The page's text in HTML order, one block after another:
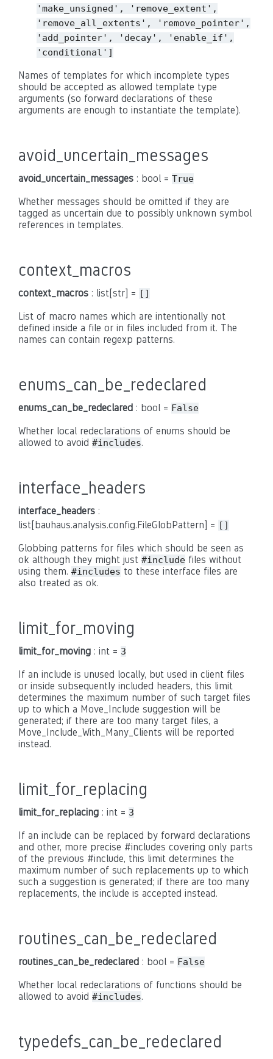
'make_unsigned',
'remove_extent',
'remove_all_extents',
'remove_pointer',
'add_pointer',
'decay',
'enable_if',
'conditional']
Names of templates for which incomplete types
should be accepted as allowed template type
arguments (so forward declarations of these
arguments are enough to instantiate the template).
avoid_uncertain_messages
avoid_uncertain_messages : bool = True
Whether messages should be omitted if they are
tagged as uncertain due to possibly unknown symbol
references in templates.
context_macros
context_macros : list[str] = []
List of macro names which are intentionally not
defined inside a file or in files included from it. The
names can contain regexp patterns.
enums_can_be_redeclared
enums_can_be_redeclared : bool = False
Whether local redeclarations of enums should be
allowed to avoid #includes.
interface_headers
interface_headers :
list[bauhaus.analysis.config.FileGlobPattern] = []
Globbing patterns for files which should be seen as
ok although they might just #include files without
using them. #includes to these interface files are
also treated as ok.
limit_for_moving
limit_for_moving : int = 3
If an include is unused locally, but used in client files
or inside subsequently included headers, this limit
determines the maximum number of such target files
up to which a Move_Include suggestion will be
generated; if there are too many target files, a
Move_Include_With_Many_Clients will be reported
instead.
limit_for_replacing
limit_for_replacing : int = 3
If an include can be replaced by forward declarations
and other, more precise #includes covering only parts
of the previous #include, this limit determines the
maximum number of such replacements up to which
such a suggestion is generated; if there are too many
replacements, the include is accepted instead.
routines_can_be_redeclared
routines_can_be_redeclared : bool = False
Whether local redeclarations of functions should be
allowed to avoid #includes.
typedefs_can_be_redeclared